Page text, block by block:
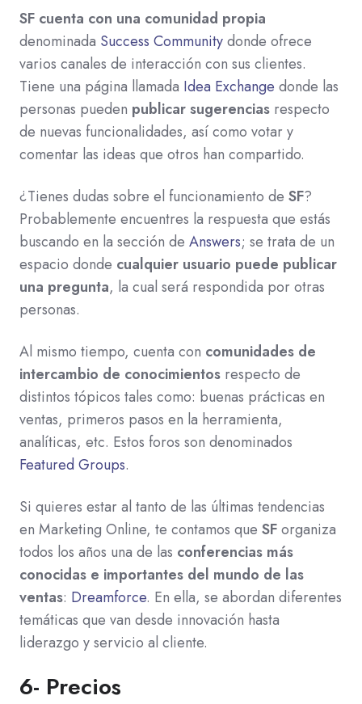
SF cuenta con una comunidad propia
denominada Success Communitydonde ofrece
varios canales de interacción con sus clientes.
Tiene una página llamada Idea Exchange donde las
personas pueden publicar sugerencias respecto
de nuevas funcionalidades, así como votar y
comentar las ideas que otros han compartido.
¿Tienes dudas sobre el funcionamiento de SF?
Probablemente encuentres la respuesta que estás
buscando en la sección de Answers; se trata de un
espacio donde cualquier usuario puede publicar
una pregunta, la cual será respondida por otras
personas.
Al mismo tiempo, cuenta con comunidades de
intercambio de conocimientos respecto de
distintos tópicos tales como: buenas prácticas en
ventas, primeros pasos en la herramienta,
analíticas, etc. Estos foros son denominados
Featured Groups.
Si quieres estar al tanto de las últimas tendencias
en Marketing Online, te contamos que SForganiza
todos los años una de las conferencias más
conocidas e importantes del mundo de las
ventas: Dreamforce. En ella, se abordan diferentes
temáticas que van desde innovación hasta
liderazgo y servicio al cliente.
6- Precios